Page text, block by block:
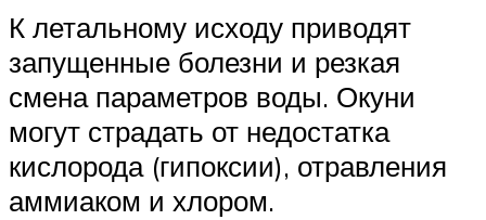
К летальному исходу приводят
запущенные болезни и резкая
смена параметров воды. Окуни
могут страдать от недостатка
кислорода (гипоксии), отравления
аммиаком и хлором.